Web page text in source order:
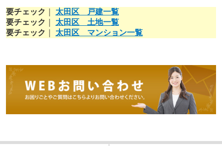
要チェック
太田区 戸建一覧
要チェック
太田区 土地一覧
要チェック
太田区 マンション一覧